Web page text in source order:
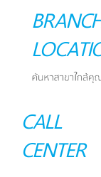
CALL
CENTER